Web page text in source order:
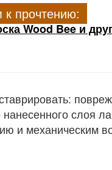
прочтению:
Wood Bee и
слоя
и механическим